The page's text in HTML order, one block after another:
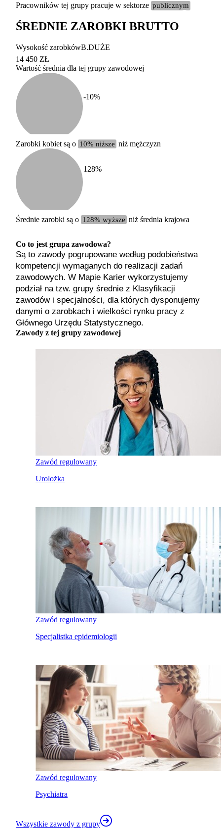
Etykieta
duży
100-200 tysięcy
Pracowników tej grupy pracuje w sektorze publicznym
ŚREDNIE ZAROBKI BRUTTO
średnie
Wysokość zarobkówB.DUŻE
14 450 ZŁ
Wartość średnia dla tej grupy zawodowej
-10%
Zarobki kobiet są o 10% niższe niż mężczyzn
128%
Średnie zarobki są o 128% wyższe niż średnia krajowa
Co to jest grupa zawodowa?
Są to zawody pogrupowane według podobieństwa
kompetencji wymaganych do realizacji zadań
zawodowych. W Mapie Karier wykorzystujemy
podział na tzw. grupy średnie z Klasyfikacji
zawodów i specjalności, dla których dysponujemy
danymi o zarobkach i wielkości rynku pracy z
Głównego Urzędu Statystycznego.
Zawody z tej grupy zawodowej
Zawód regulowany
Urolożka
Zawód regulowany
Specjalistka epidemiologii
Zawód regulowany
Psychiatra
Wszystkie zawody z grupy